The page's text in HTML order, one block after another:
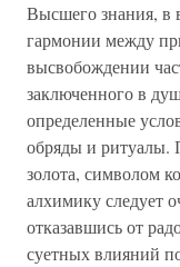
Высшего знания, в
гармонии между
высвобождении
заключенного в
определенные
обряды и ритуалы.
золота, символом
алхимику следует
отказавшись от
суетных влияний